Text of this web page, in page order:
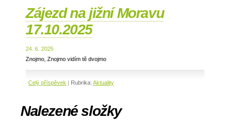
Zájezd na jižní Moravu
17.10.2025
24. 6. 2025
Znojmo, Znojmo vidím tě dvojmo
Celý příspěvek | Rubrika: Aktuality
Nalezené složky